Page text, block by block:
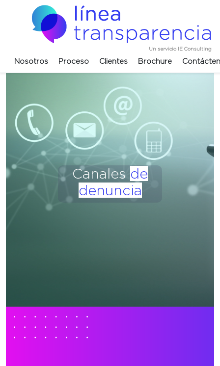
Un servicio IE Consulting
Nosotros Proceso Clientes Brochure
Canales de
denuncia